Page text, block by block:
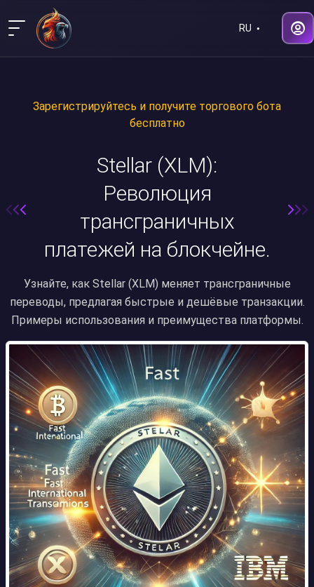
RU
Зарегистрируйтесь и получите торгового бота
бесплатно
Stellar (XLM):
Революция
трансграничных
платежей на блокчейне.
Узнайте, как Stellar (XLM) меняет трансграничные
переводы, предлагая быстрые и дешёвые транзакции.
Примеры использования и преимущества платформы.